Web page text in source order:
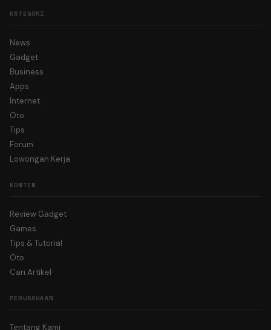
KATEGORI
News
Gadget
Business
Apps
Internet
Oto
Tips
Forum
Lowongan Kerja
KONTEN
Review Gadget
Games
Tips & Tutorial
Oto
Cari Artikel
PERUSAHAAN
Tentang Kami